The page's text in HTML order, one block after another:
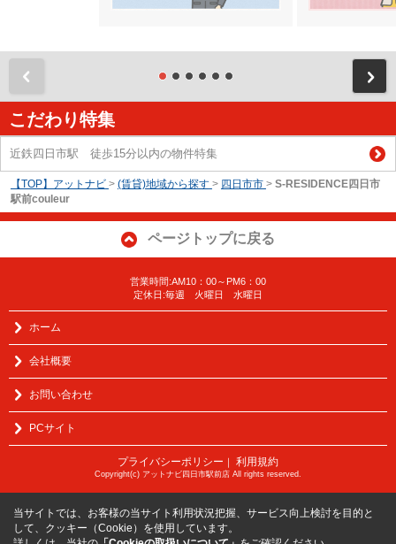
こだわり特集
近鉄四日市駅 徒歩15分以内の物件特集
【TOP】アットナビ > (賃貸)地域から探す > 四日市市 > S-RESIDENCE四日市
駅前couleur
ページトップに戻る
営業時間:AM10：00～PM6：00
定休日:毎週 火曜日 水曜日
ホーム
会社概要
お問い合わせ
PCサイト
プライバシーポリシー 利用規約
Copyright(c) アットナビ四日市駅前店 All rights reserved.
当サイトでは、お客様の当サイト利用状況把握、サービス向上検討を目的と
して、クッキー（Cookie）を使用しています。